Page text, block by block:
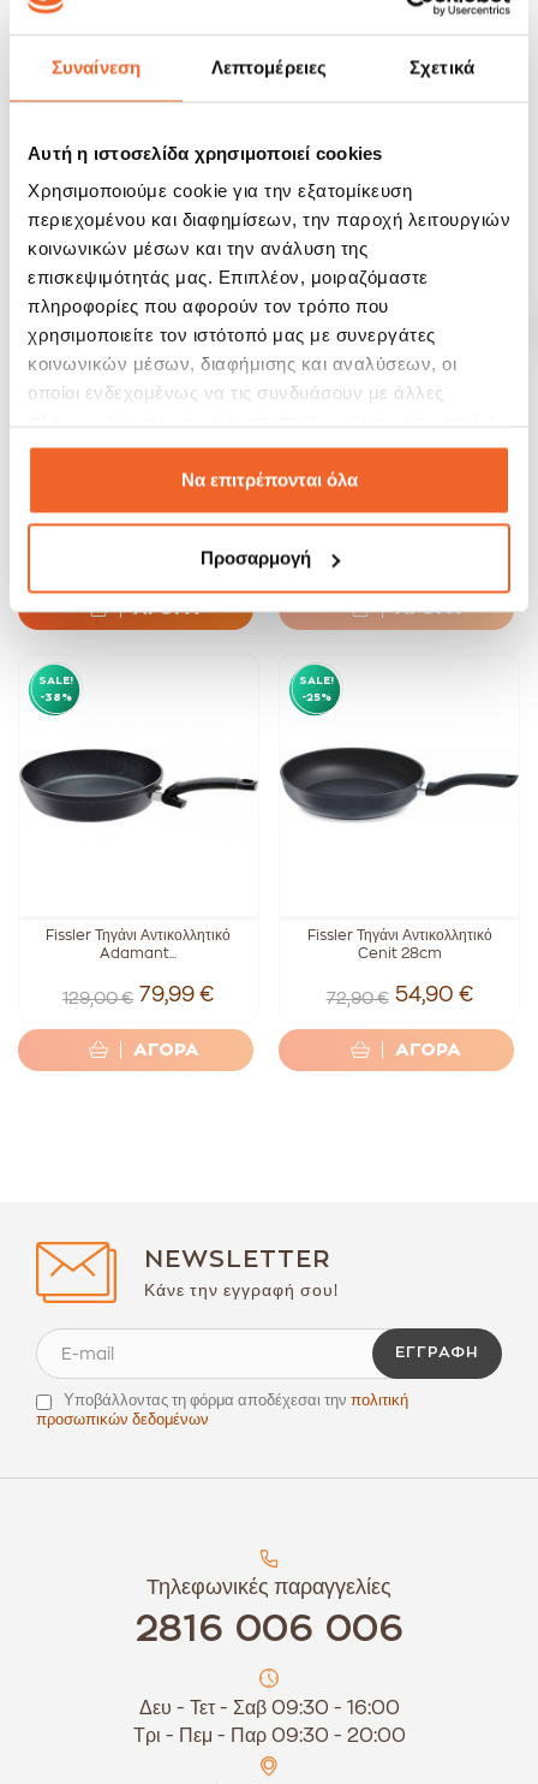
Συναίνεση Λεπτομέρειες Σχετικά
Αυτή η ιστοσελίδα χρησιμοποιεί cookies
Χρησιμοποιούμε cookie για την εξατομίκευση
περιεχομένου και διαφημίσεων, την παροχή λειτουργιών
κοινωνικών μέσων και την ανάλυση της
επισκεψιμότητάς μας. Επιπλέον, μοιραζόμαστε
πληροφορίες που αφορούν τον τρόπο που
χρησιμοποιείτε τον ιστότοπό μας με συνεργάτες
κοινωνικών μέσων, διαφήμισης και αναλύσεων, οι
οποίοι ενδεχομένως να τις συνδυάσουν με άλλες
έχουν συλλέξει σε σχέση με την από μέρους σας χρήση
των υπηρεσιών τους.Να επιτρέπονται όλα
Προσαρμογή
Adamant...
ΑΓΟΡΑ
Adamant...
-35%
Adamant...
89,99 €
ΑΓΟΡΑ
-22%
Essential 26cm
84,99 €
ΑΓΟΡΑ
SALE!
-38%
Fissler Τηγάνι Αντικολλητικό
Adamant...
129,00 € 79,99 €
ΑΓΟΡΑ
SALE!
-25%
Fissler Τηγάνι Αντικολλητικό
Cenit 28cm
72,90 € 54,90 €
ΑΓΟΡΑ
NEWSLETTER
Κάνε την εγγραφή σου!
ΕΓΓΡΑΦΉ
Υποβάλλοντας τη φόρμα αποδέχεσαι την πολιτική
προσωπικών δεδομένων
Τηλεφωνικές παραγγελίες
2816 006 006
Δευ - Τετ - Σαβ 09:30 - 16:00
Τρι - Πεμ - Παρ 09:30 - 20:00